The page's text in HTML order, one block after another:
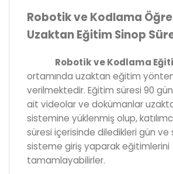
Robotik ve Kodlama
Uzaktan Eğitim Sinop
Robotik ve Kodlama
ortamında uzaktan eğitim
verilmektedir. Eğitim süresi 90
ait videolar ve dokümanlar
sistemine yüklenmiş olup,
süresi içerisinde diledikleri gün
sisteme giriş yaparak eğitimlerini
tamamlayabilirler.